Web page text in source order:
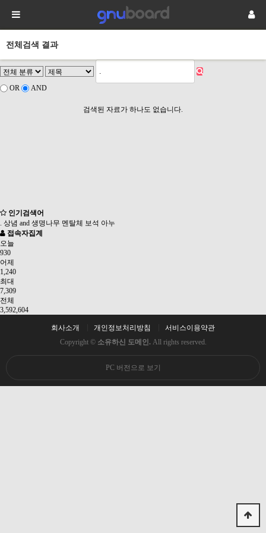
전체검색 결과
OR AND
검색된 자료가 하나도 없습니다.
인기검색어
. 상념 and 생명나무 멘탈체 보석 아누
접속자집계
오늘
930
어제
1,240
최대
7,309
전체
3,592,604
회사소개 개인정보처리방침
서비스이용약관
Copyright © 소유하신 도메인. All rights reserved.
PC 버전으로 보기